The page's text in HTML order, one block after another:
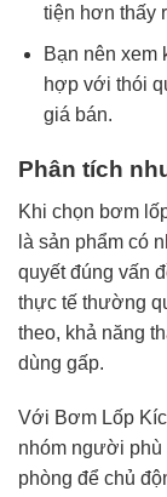
tiện hơn thấy
Bạn nên xem
hợp với thói
giá bán.
Phân tích
Khi chọn bơm
là sản phẩm có
quyết đúng vấn
thực tế thường
theo, khả năng
dùng gấp.
Với Bơm Lốp
nhóm người
phòng để chủ